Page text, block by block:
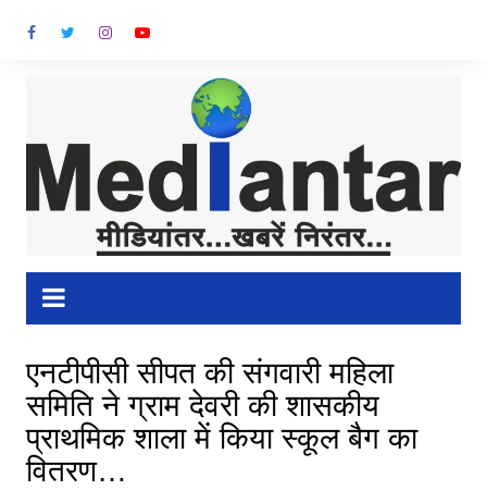
एनटीपीसी सीपत की संगवारी महिला
समिति ने ग्राम देवरी की शासकीय
प्राथमिक शाला में किया स्कूल बैग का
वितरण…